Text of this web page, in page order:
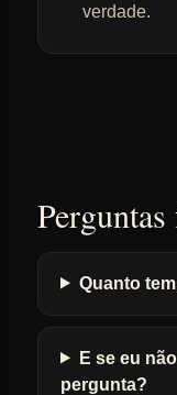
verdade.
Quanto
E se eu
pergunta?